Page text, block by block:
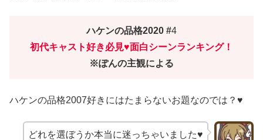
ハケンの品格2020 #4
初代キャスト好き必見♥面白シーンランキング！
※ぽんの主観による
ハケンの品格2007好きにはたまらないお題なのでは？♥
どれを選ぼうか本当に迷っちゃいました♥